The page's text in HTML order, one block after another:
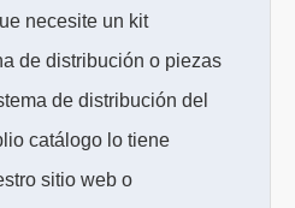
necesite un kit
de distribución o piezas
de distribución del
catálogo lo tiene
sitio web o